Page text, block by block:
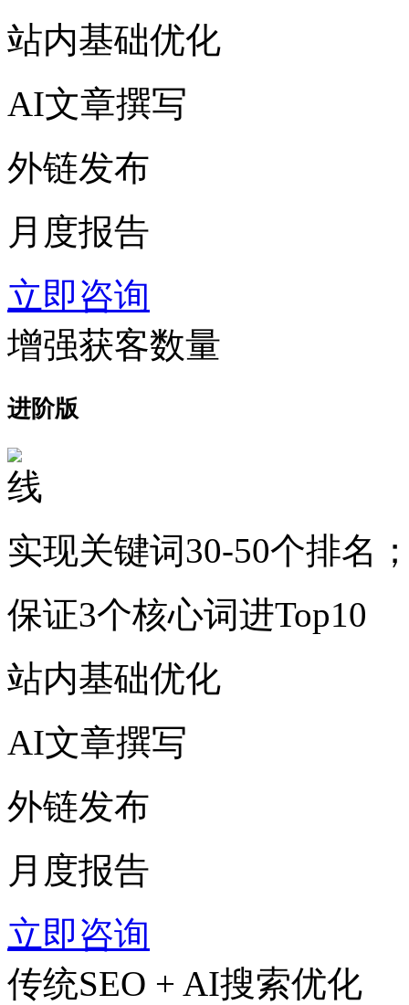
站内基础优化
AI文章撰写
外链发布
月度报告
立即咨询
增强获客数量
进阶版
实现关键词30-50个排名
保证3个核心词进Top10
站内基础优化
AI文章撰写
外链发布
月度报告
立即咨询
传统SEO + AI搜索优化